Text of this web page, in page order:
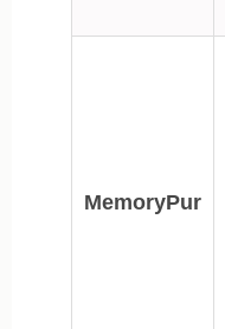
MemoryPur